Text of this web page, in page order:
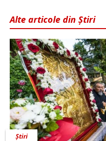
Alte articole din Știri
Știri